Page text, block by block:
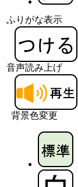
ふりがな表示
音声読み上げ
背景色変更